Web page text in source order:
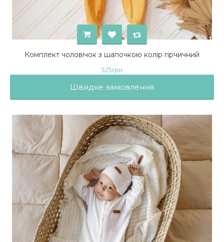
Комплект чоловічок з шапочкою колір гірчичний
525грн
Швидке замовлення